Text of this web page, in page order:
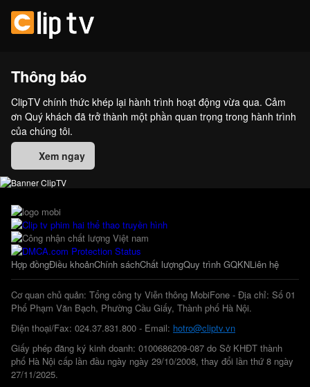
Thông báo
ClipTV chính thức khép lại hành trình hoạt động vừa qua. Cảm
ơn Quý khách đã trở thành một phần quan trọng trong hành trình
của chúng tôi.
Xem ngay
Hợp đồngĐiều khoảnChính sáchChất lượngQuy trình GQKNLiên hệ
Cơ quan chủ quản: Tổng công ty Viễn thông MobiFone - Địa chỉ: Số 01
Phố Phạm Văn Bạch, Phường Cầu Giấy, Thành phố Hà Nội.
Điện thoại/Fax: 024.37.831.800 - Email: hotro@cliptv.vn
Giấy phép đăng ký kinh doanh: 0100686209-087 do Sở KHĐT thành
phố Hà Nội cấp lần đầu ngày ngày 29/10/2008, thay đổi lần thứ 8 ngày
27/11/2025.